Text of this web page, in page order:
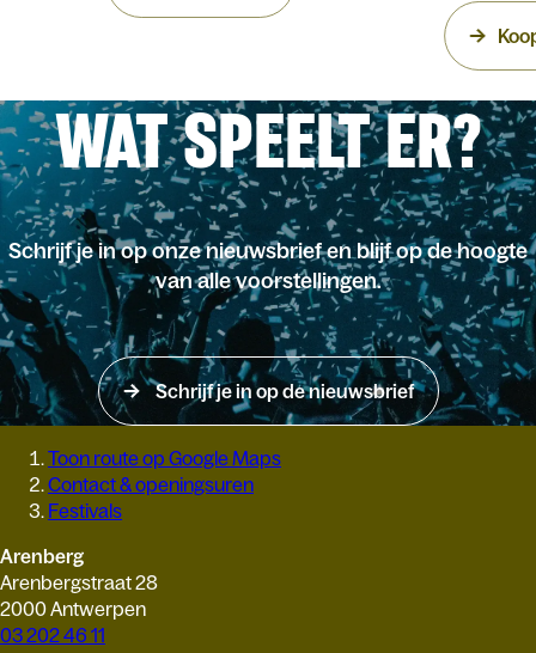
WAT SPEELT ER?
Schrijf je in op onze nieuwsbrief en blijf op de hoogte
van alle voorstellingen.
Schrijf je in op de nieuwsbrief
Toon route op Google Maps
Contact & openingsuren
Festivals
Arenberg
Arenbergstraat 28
2000 Antwerpen
03 202 46 11